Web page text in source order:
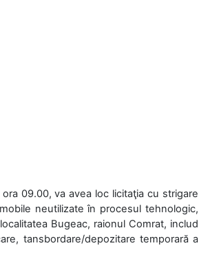
09.00, va avea loc licitaţia cu strigare
neutilizate în procesul tehnologic,
Bugeac, raionul Comrat, includ
tansbordare/depozitare temporară a